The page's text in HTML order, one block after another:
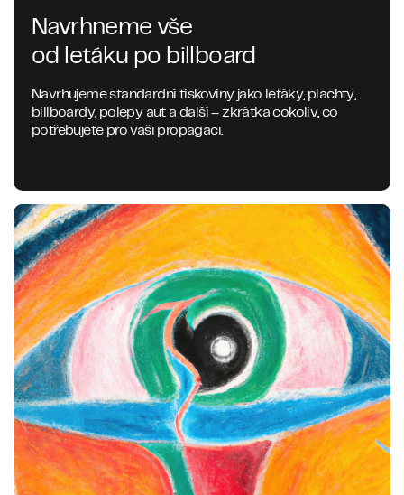
Navrhneme vše
od letáku po billboard
Navrhujeme standardní tiskoviny jako letáky, plachty,
billboardy, polepy aut a další – zkrátka cokoliv, co
potřebujete pro vaši propagaci.